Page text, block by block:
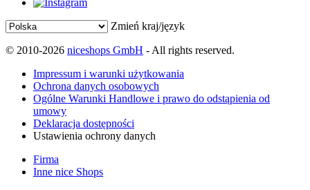
Zmień kraj/język
© 2010-2026 niceshops GmbH - All rights reserved.
Impressum i warunki użytkowania
Ochrona danych osobowych
Ogólne Warunki Handlowe i prawo do odstąpienia od
umowy
Deklaracja dostępności
Ustawienia ochrony danych
Firma
Inne nice Shops